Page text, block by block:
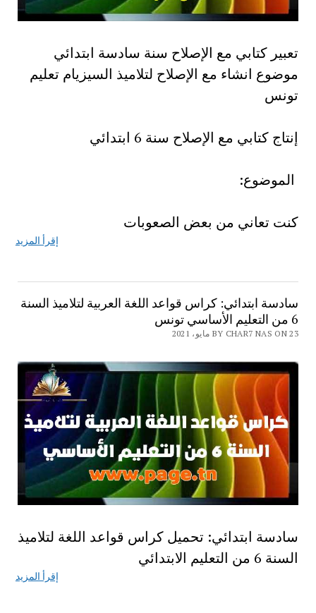
تعبير كتابي مع الإصلاح سنة سادسة ابتدائي
موضوع انشاء مع الإصلاح لتلاميذ السيزيام تعليم
تونس
إنتاج كتابي مع الإصلاح سنة 6 ابتدائي
الموضوع:
كنت تعاني من بعض الصعوبات
إقرأ المزيد
سادسة ابتدائي: كراس قواعد اللغة العربية لتلاميذ السنة
6 من التعليم الأساسي تونس
BY CHAR7 NAS ON 23 مايو، 2021
سادسة ابتدائي: تحميل كراس قواعد اللغة لتلاميذ
السنة 6 من التعليم الابتدائي
إقرأ المزيد